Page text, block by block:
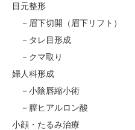
目元整形
眉下切開（眉下リフト）
タレ目形成
クマ取り
婦人科形成
小陰唇縮小術
膣ヒアルロン酸
小顔・たるみ治療